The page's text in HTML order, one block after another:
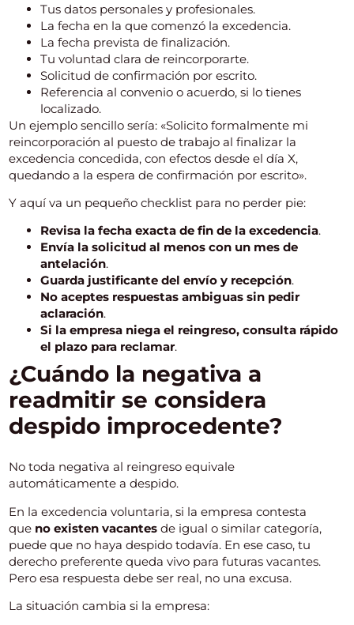
Tus datos personales y profesionales.
La fecha en la que comenzó la excedencia.
La fecha prevista de finalización.
Tu voluntad clara de reincorporarte.
Solicitud de confirmación por escrito.
Referencia al convenio o acuerdo, si lo tienes
localizado.
Un ejemplo sencillo sería: «Solicito formalmente mi
reincorporación al puesto de trabajo al finalizar la
excedencia concedida, con efectos desde el día X,
quedando a la espera de confirmación por escrito».
Y aquí va un pequeño checklist para no perder pie:
Revisa la fecha exacta de fin de la excedencia.
Envía la solicitud al menos con un mes de
antelación.
Guarda justificante del envío y recepción.
No aceptes respuestas ambiguas sin pedir
aclaración.
Si la empresa niega el reingreso, consulta rápido
el plazo para reclamar.
¿Cuándo la negativa a
readmitir se considera
despido improcedente?
No toda negativa al reingreso equivale
automáticamente a despido.
En la excedencia voluntaria, si la empresa contesta
que no existen vacantes de igual o similar categoría,
puede que no haya despido todavía. En ese caso, tu
derecho preferente queda vivo para futuras vacantes.
Pero esa respuesta debe ser real, no una excusa.
La situación cambia si la empresa: